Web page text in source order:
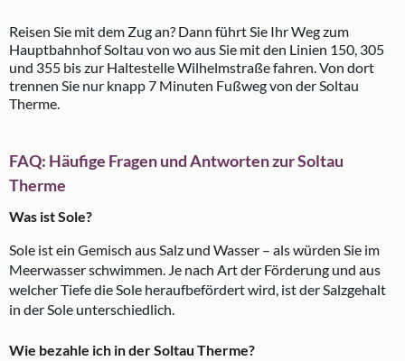
Reisen Sie mit dem Zug an? Dann führt Sie Ihr Weg zum
Hauptbahnhof Soltau von wo aus Sie mit den Linien 150, 305
und 355 bis zur Haltestelle Wilhelmstraße fahren. Von dort
trennen Sie nur knapp 7 Minuten Fußweg von der Soltau
Therme.
FAQ: Häufige Fragen und Antworten zur Soltau
Therme
Was ist Sole?
Sole ist ein Gemisch aus Salz und Wasser – als würden Sie im
Meerwasser schwimmen. Je nach Art der Förderung und aus
welcher Tiefe die Sole heraufbefördert wird, ist der Salzgehalt
in der Sole unterschiedlich.
Wie bezahle ich in der Soltau Therme?